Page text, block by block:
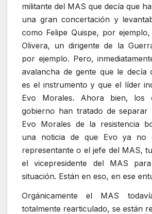
militante del MAS que decía que
una gran concertación y
como Felipe Quispe, por
Olivera, un dirigente de la
por ejemplo. Pero,
avalancha de gente que le decía
es el instrumento y que el líder
Evo Morales. Ahora bien, los
gobierno han tratado de separar
Evo Morales de la resistencia
una noticia de que Evo ya no
representante o el jefe del MAS,
el vicepresidente del MAS
situación. Están en eso, en ese
Orgánicamente el MAS
totalmente rearticulado, se están